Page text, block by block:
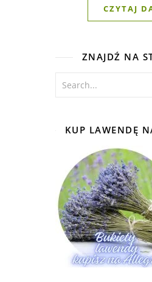
CZYTAJ
ZNAJDŹ NA
KUP LAWENDĘ